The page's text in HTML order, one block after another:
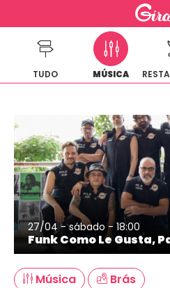
o
conteúdo
TUDO MÚSICA
27/04 - sábado - 18:00
Funk Como Le Gusta,
Música Brás